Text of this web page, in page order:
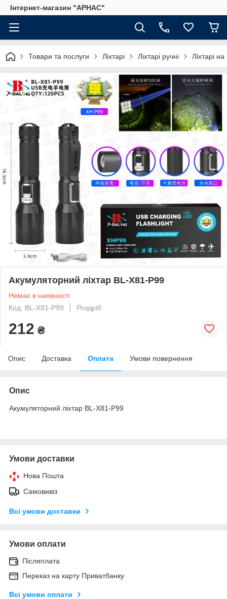
Інтернет-магазин "АРНАС"
Товари та послуги Ліхтарі Ліхтарі ручні Ліхтарі
Акумуляторний ліхтар BL-X81-P99
Немає в наявності
Код: BL-X81-P99
Роздріб
212 ₴
Опис Доставка Оплата Умови повернення
Опис
Акумуляторний ліхтар BL-X81-P99
Умови доставки
Нова Пошта
Самовивіз
Всі умови доставки
Умови оплати
Післяплата
Переказ на карту Приватбанку
Всі умови оплати